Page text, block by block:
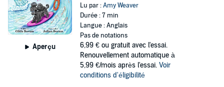
Aperçu
Lu par :Amy Weaver
Durée : 7 min
Langue : Anglais
Pas de notations
6,99 € ou gratuit avec l'essai.
Renouvellement automatique à
5,99 €/mois après l'essai. Voir
conditions d'éligibilité